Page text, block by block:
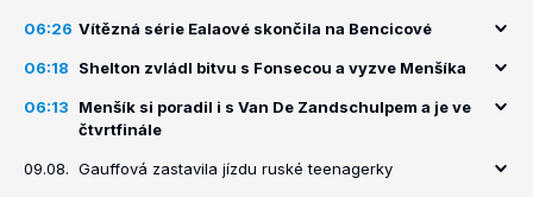
06:26 Vítězná série Ealaové skončila na Bencicové
06:18 Shelton zvládl bitvu s Fonsecou a vyzve Menšíka
06:13
Menšík si poradil i s Van De Zandschulpem a je ve
čtvrtfinále
09.08. Gauffová zastavila jízdu ruské teenagerky